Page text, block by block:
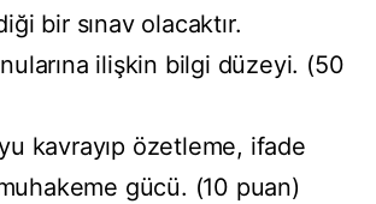
bir sınav olacaktır.
ilişkin bilgi düzeyi. (50
kavrayıp özetleme, ifade
gücü. (10 puan)